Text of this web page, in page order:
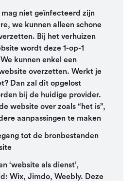
niet geïnfecteerd zijn
we kunnen alleen schone
Bij het verhuizen
wordt deze 1-op-1
kunnen enkel een
overzetten. Werkt je
Dan zal dit opgelost
bij de huidige provider.
website over zoals “het is”,
aanpassingen te maken
tot de bronbestanden
‘website als dienst’,
Wix, Jimdo, Weebly. Deze